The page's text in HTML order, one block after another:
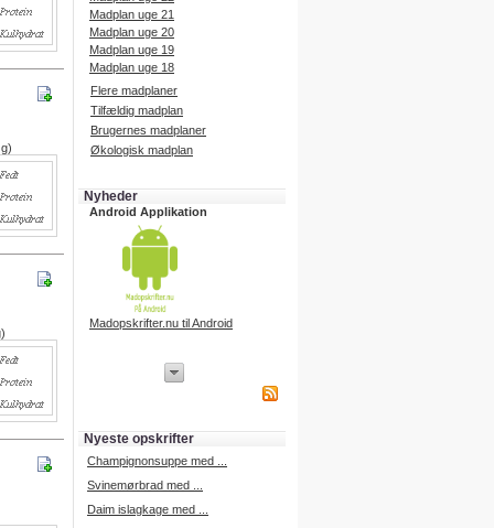
Madplan uge 21
Madplan uge 20
Madplan uge 19
Madplan uge 18
Flere madplaner
Tilfældig madplan
Brugernes madplaner
Økologisk madplan
Nyheder
Android Applikation
Madopskrifter.nu til Android
iPhone udvikling
Nyeste opskrifter
Champignonsuppe med ...
Svinemørbrad med ...
Daim islagkage med ...